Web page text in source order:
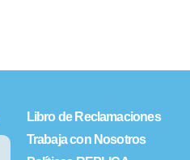
Libro de Reclamaciones
Trabaja con Nosotros